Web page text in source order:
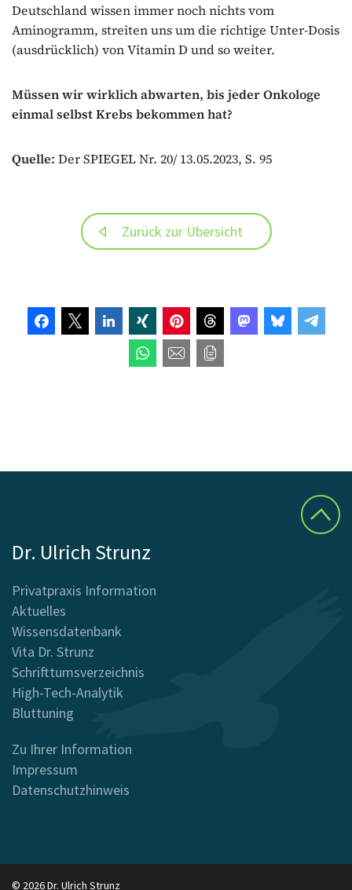
Deutschland wissen immer noch nichts vom
Aminogramm, streiten uns um die richtige Unter-Dosis
(ausdrücklich) von Vitamin D und so weiter.
Müssen wir wirklich abwarten, bis jeder Onkologe
einmal selbst Krebs bekommen hat?
Quelle: Der SPIEGEL Nr. 20/ 13.05.2023, S. 95
Zurück zur Übersicht
Dr. Ulrich Strunz
Privatpraxis Information
Aktuelles
Wissensdatenbank
Vita Dr. Strunz
Schrifttumsverzeichnis
High-Tech-Analytik
Bluttuning
Zu Ihrer Information
Impressum
Datenschutzhinweis
© 2026 Dr. Ulrich Strunz